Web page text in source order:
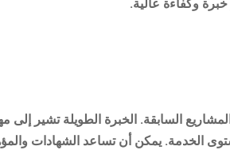
وكفاءة عالية.
السابقة. الخبرة الطويلة تشير إلى
الخدمة. يمكن أن تساعد الشهادات